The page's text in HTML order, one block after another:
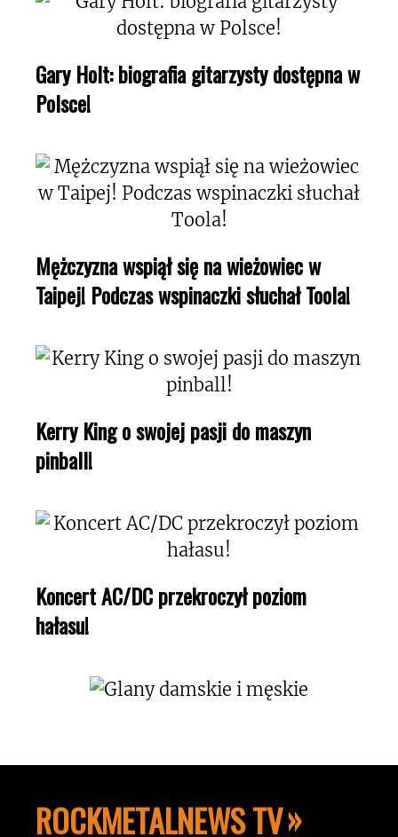
Gary Holt: biografia gitarzysty dostępna w
Polsce!
Mężczyzna wspiął się na wieżowiec w
Taipej! Podczas wspinaczki słuchał Toola!
Kerry King o swojej pasji do maszyn
pinball!
Koncert AC/DC przekroczył poziom
hałasu!
ROCKMETALNEWS TV